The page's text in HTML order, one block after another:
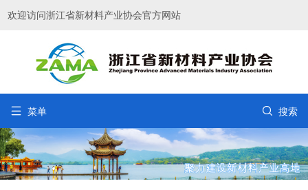
欢迎访问浙江省新材料产业协会官方网站
 菜单  搜索